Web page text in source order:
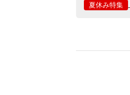
夏休み特集